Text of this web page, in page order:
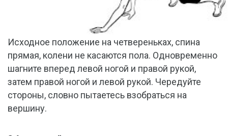
Исходное положение на четвереньках, спина
прямая, колени не касаются пола. Одновременно
шагните вперед левой ногой и правой рукой,
затем правой ногой и левой рукой. Чередуйте
стороны, словно пытаетесь взобраться на
вершину.